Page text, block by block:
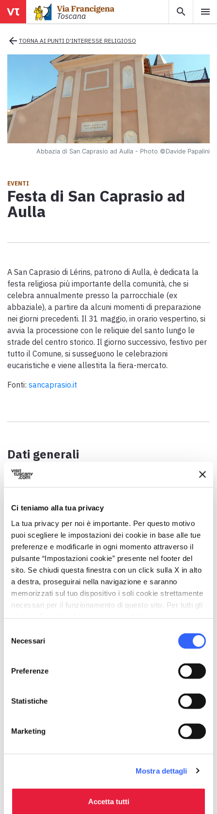
Ci teniamo alla tua privacy
La tua privacy per noi è importante. Per questo motivo
puoi scegliere le impostazioni dei cookie in base alle tue
preferenze e modificarle in ogni momento attraverso il
pulsante “Impostazioni cookie” presente nel footer del
sito. Se chiudi questa finestra con un click sulla X in alto
a destra, proseguirai nella navigazione e saranno
memorizzati sul tuo dispositivo i soli cookie strettamente
necessari per il funzionamento di questo sito. Per tutti gli
delNecessari
Preferenze
Statistiche
Marketing
Mostra dettagli
Accetta tutti
search menu
Territori
Info utili
Mappa
Ebook
la Via Francigena Toscana.
ITALIANO keyboard_arrow_up
menu close
arrow_back TORNA AI PUNTI D'INTERESSE RELIGIOSO
Abbazia di San Caprasio ad Aulla - Photo ©Davide Papalini
EVENTI
Festa di San Caprasio ad
Aulla
A San Caprasio di Lérins, patrono di Aulla, è dedicata la
festa religiosa più importante della comunità, che si
celebra annualmente presso la parrocchiale (ex
abbaziale), a partire da alcuni momenti di preparazione
nei giorni precedenti. Il 31 maggio, in orario vespertino, si
avvia la processione con le reliquie del santo lungo le
strade del centro storico. Il giorno successivo, festivo per
tutto il Comune, si susseguono le celebrazioni
eucaristiche e viene allestita la fiera-mercato.
Fonti: sancaprasio.it
Dati generali
Data / Periodo
1 giugno
Indirizzo
SP14, 6, 54011 Aulla MS, Italia
Comune
Aulla (MS)
Coordinate GPS
44.207375,9.967589
Referente
Don Lucio Filippi
0187 420148